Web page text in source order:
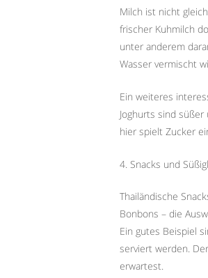
Milch ist nicht
frischer Kuhmilch
unter anderem
Wasser vermischt
Ein weiteres
Joghurts sind
hier spielt Zucker
4. Snacks und
Thailändische
Bonbons – die
Ein gutes Beispiel
serviert werden.
erwartest.